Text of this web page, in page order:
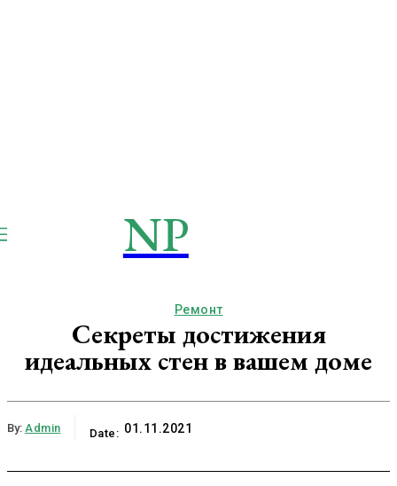
NP
Ремонт
Секреты достижения
идеальных стен в вашем доме
By: Admin Date: 01.11.2021